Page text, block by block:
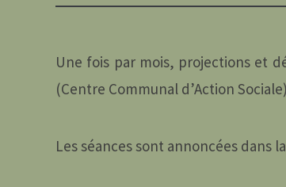
Une fois par mois, projections et
(Centre Communal d’Action
Les séances sont annoncées dans